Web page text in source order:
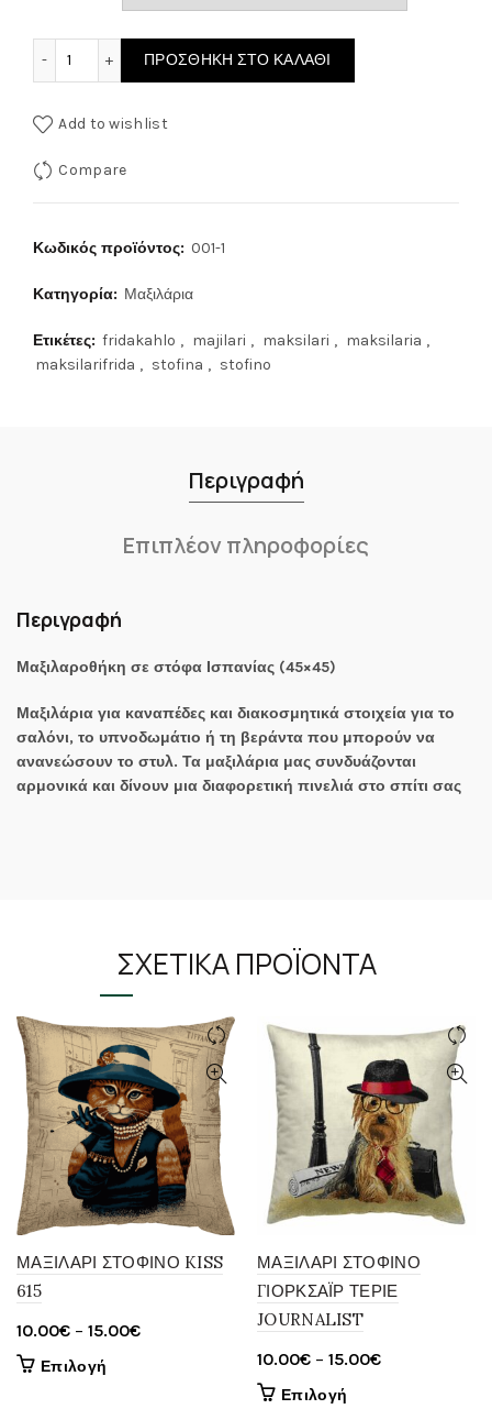
ΠΡΟΣΘΉΚΗ ΣΤΟ ΚΑΛΆΘΙ
Add to wishlist
Compare
Κωδικός προϊόντος: 001-1
Κατηγορία: Μαξιλάρια
Ετικέτες: fridakahlo , majilari , maksilari , maksilaria ,
maksilarifrida , stofina , stofino
Περιγραφή
Επιπλέον πληροφορίες
Περιγραφή
Μαξιλαροθήκη σε στόφα Ισπανίας (45×45)
Μαξιλάρια για καναπέδες και διακοσμητικά στοιχεία για το
σαλόνι, το υπνοδωμάτιο ή τη βεράντα που μπορούν να
ανανεώσουν το στυλ. Τα μαξιλάρια μας συνδυάζονται
αρμονικά και δίνουν μια διαφορετική πινελιά στο σπίτι σας
ΣΧΕΤΙΚΆ ΠΡΟΪΌΝΤΑ
ΜΑΞΙΛΑΡΙ ΣΤΟΦΙΝΟ KISS
615
10.00€ – 15.00€Price
Επιλογή
ΜΑΞΙΛΑΡΙ ΣΤΟΦΙΝΟ
ΓΙΟΡΚΣΑΪΡ ΤΕΡΙΕ
JOURNALIST
10.00€ – 15.00€Price
Επιλογή